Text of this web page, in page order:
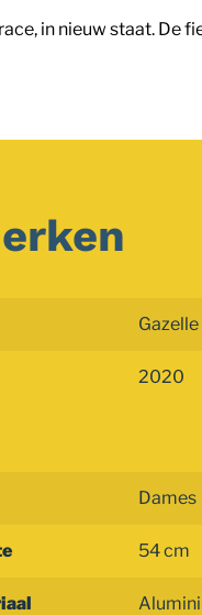
in nieuw staat. De
Gazelle
2020
Dames
54 cm